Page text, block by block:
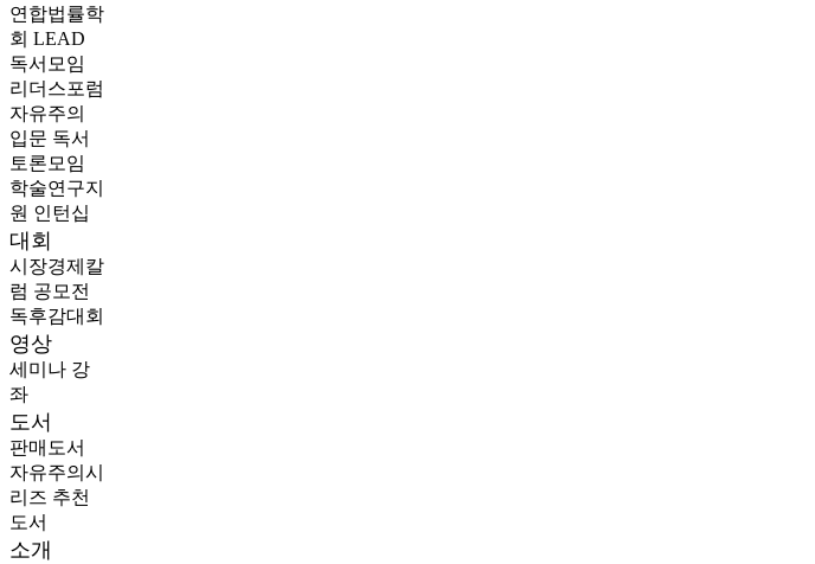
연합법률학
회 LEAD
독서모임
리더스포럼
자유주의
입문 독서
토론모임
학술연구지
원 인턴십
대회
시장경제칼
럼 공모전
독후감대회
영상
세미나 강
좌
도서
판매도서
자유주의시
리즈 추천
도서
소개